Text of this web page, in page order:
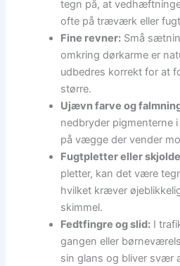
tegn på, at
ofte på træværk eller
Fine revner: Små
omkring dørkarme er
udbedres korrekt for at
større.
Ujævn farve og
nedbryder pigmenterne
på vægge der vender
Fugtpletter eller
pletter, kan det være
hvilket kræver
skimmel.
Fedtfingre og slid: I
gangen eller
sin glans og bliver svær